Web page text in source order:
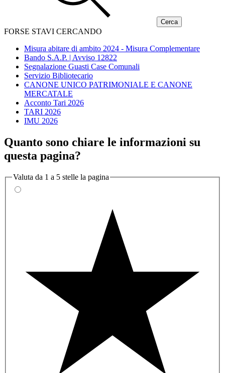
FORSE STAVI CERCANDO
Misura abitare di ambito 2024 - Misura Complementare
Bando S.A.P. | Avviso 12822
Segnalazione Guasti Case Comunali
Servizio Bibliotecario
CANONE UNICO PATRIMONIALE E CANONE
MERCATALE
Acconto Tari 2026
TARI 2026
IMU 2026
Quanto sono chiare le informazioni su
questa pagina?
Valuta da 1 a 5 stelle la pagina